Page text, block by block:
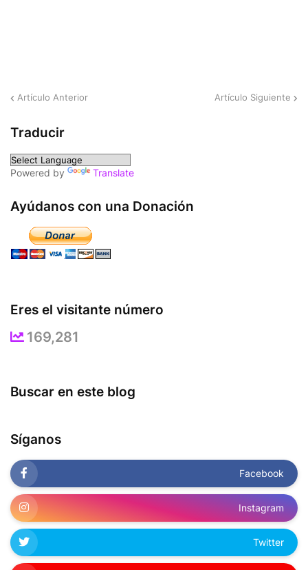
Artículo Anterior Artículo Siguiente
Traducir
Powered by Translate
Ayúdanos con una Donación
Eres el visitante número
169,281
Buscar en este blog
Síganos
Facebook
Instagram
Twitter